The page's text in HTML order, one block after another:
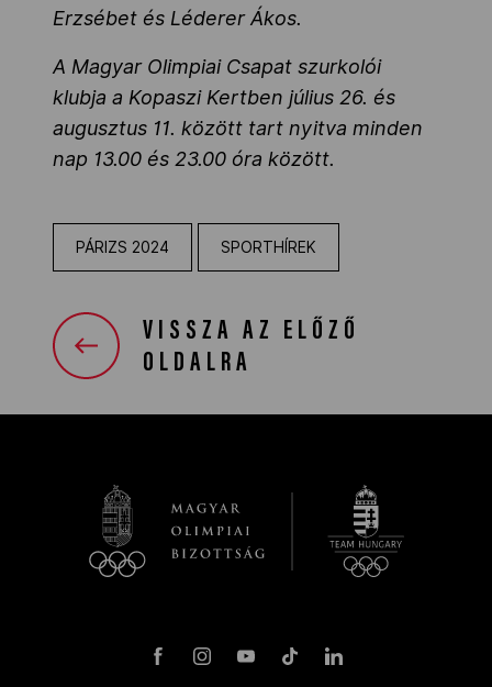
Erzsébet és Léderer Ákos.
A Magyar Olimpiai Csapat szurkolói
klubja a Kopaszi Kertben július 26. és
augusztus 11. között tart nyitva minden
nap 13.00 és 23.00 óra között.
PÁRIZS 2024 SPORTHÍREK
VISSZA AZ ELŐZŐ
OLDALRA